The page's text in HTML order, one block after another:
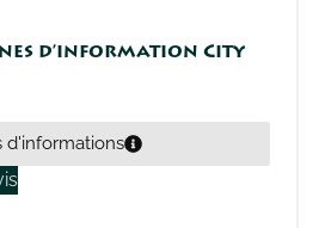
d’information City
d'informations